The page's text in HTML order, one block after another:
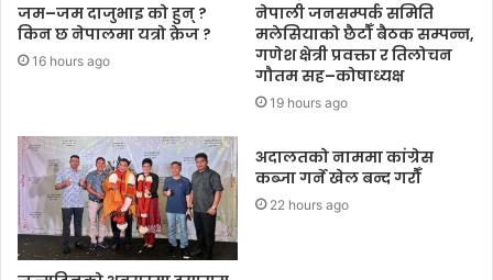
जम–जम दाजुभाइ को हुन् ?
किन छ नेपालमा यत्रो क्रेज ?
16 hours ago
नेपाली जनसम्पर्क समिति
मलेसियाको छैटौँ बैठक सम्पन्न,
गणेश क्षेत्री प्रवक्ता र तिलोचन
गौतम सह–कोषाध्यक्ष
19 hours ago
अदालतको नाममा कांग्रेस
कब्जा गर्ने खेल बन्द गरौँ
22 hours ago